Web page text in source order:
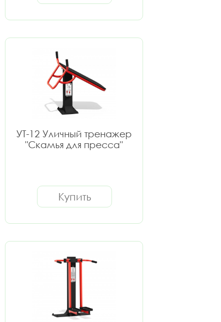
УТ-12 Уличный тренажер
"Скамья для пресса"
Купить